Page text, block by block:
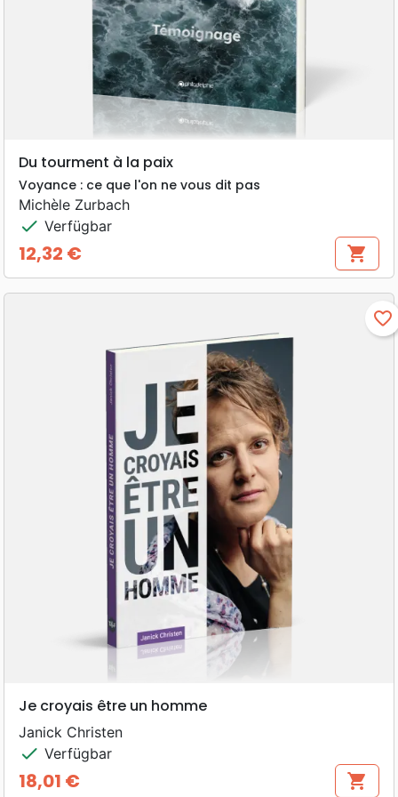
Du tourment à la paix
Voyance : ce que l'on ne vous dit pas
Michèle Zurbach
check Verfügbar
Preis
12,32 € shopping_cart
favorite_border
Je croyais être un homme
Janick Christen
check Verfügbar
Preis
18,01 € shopping_cart